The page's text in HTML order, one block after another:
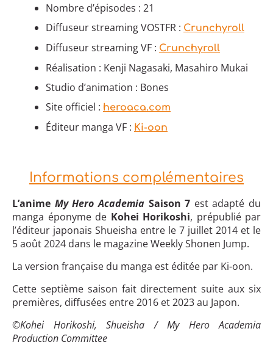
Nombre d’épisodes : 21
Diffuseur streaming VOSTFR : Crunchyroll
Diffuseur streaming VF : Crunchyroll
Réalisation : Kenji Nagasaki, Masahiro Mukai
Studio d’animation : Bones
Site officiel : heroaca.com
Éditeur manga VF : Ki-oon
Informations complémentaires
L’anime My Hero AcademiaSaison 7 est adapté du
manga éponyme de Kohei Horikoshi, prépublié par
l’éditeur japonais Shueisha entre le 7 juillet 2014 et le
5 août 2024 dans le magazine Weekly Shonen Jump.
La version française du manga est éditée par Ki-oon.
Cette septième saison fait directement suite aux six
premières, diffusées entre 2016 et 2023 au Japon.
©Kohei Horikoshi, Shueisha / My Hero Academia
Production Committee